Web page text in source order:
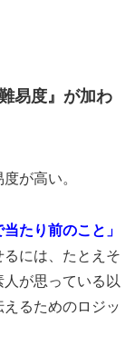
易度』が加わ
が高い。
当たり前のこと」
には、たとえそ
が思っている以
えるためのロジッ